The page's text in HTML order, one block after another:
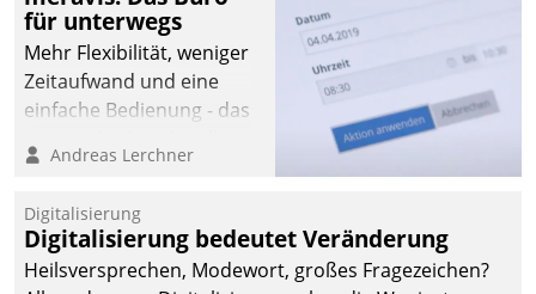
für unterwegs
Mehr Flexibilität, weniger
Zeitaufwand und eine
einfache Bedienung - das
Cockpit für mobile
Datatrain. Die meravis
Wohnungsbau- und
Immobilien GmbH hat
Andreas Lerchner
Digitalisierung
Digitalisierung bedeutet Veränderung
Heilsversprechen, Modewort, großes Fragezeichen?